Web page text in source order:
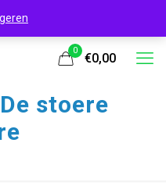
0
€0,00
stoere